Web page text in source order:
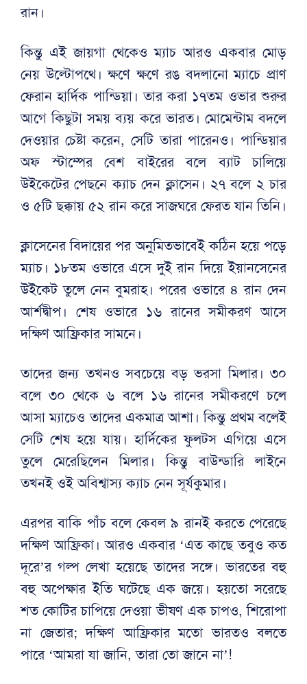
রান।
কিন্তু এই জায়গা থেকেও ম্যাচ আরও একবার মোড়
নেয় উল্টোপথে। ক্ষণে ক্ষণে রঙ বদলানো ম্যাচে প্রাণ
ফেরান হার্দিক পান্ডিয়া। তার করা ১৭তম ওভার শুরুর
আগে কিছুটা সময় ব্যয় করে ভারত। মোমেন্টাম বদলে
দেওয়ার চেষ্টা করেন, সেটি তারা পারেনও। পান্ডিয়ার
অফ স্টাম্পের বেশ বাইরের বলে ব্যাট চালিয়ে
উইকেটের পেছনে ক্যাচ দেন ক্লাসেন। ২৭ বলে ২ চার
ও ৫টি ছক্কায় ৫২ রান করে সাজঘরে ফেরত যান তিনি।
ক্লাসেনের বিদায়ের পর অনুমিতভাবেই কঠিন হয়ে পড়ে
ম্যাচ। ১৮তম ওভারে এসে দুই রান দিয়ে ইয়ানসেনের
উইকেট তুলে নেন বুমরাহ। পরের ওভারে ৪ রান দেন
আর্শদ্বীপ। শেষ ওভারে ১৬ রানের সমীকরণ আসে
দক্ষিণ আফ্রিকার সামনে।
তাদের জন্য তখনও সবচেয়ে বড় ভরসা মিলার। ৩০
বলে ৩০ থেকে ৬ বলে ১৬ রানের সমীকরণে চলে
আসা ম্যাচেও তাদের একমাত্র আশা। কিন্তু প্রথম বলেই
সেটি শেষ হয়ে যায়। হার্দিকের ফুলটস এগিয়ে এসে
তুলে মেরেছিলেন মিলার। কিন্তু বাউন্ডারি লাইনে
তখনই ওই অবিশ্বাস্য ক্যাচ নেন সূর্যকুমার।
এরপর বাকি পাঁচ বলে কেবল ৯ রানই করতে পেরেছে
দক্ষিণ আফ্রিকা। আরও একবার ‘এত কাছে তবুও কত
দূরে’র গল্প লেখা হয়েছে তাদের সঙ্গে। ভারতের বহু
বহু অপেক্ষার ইতি ঘটেছে এক জয়ে। হয়তো সরেছে
শত কোটির চাপিয়ে দেওয়া ভীষণ এক চাপও, শিরোপা
না জেতার; দক্ষিণ আফ্রিকার মতো ভারতও বলতে
পারে ‘আমরা যা জানি, তারা তো জানে না’!